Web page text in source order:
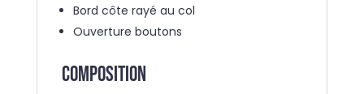
Bord côte rayé au col
Ouverture boutons
COMPOSITION